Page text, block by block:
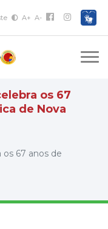
A+ A-
os 67
de Nova
os 67 anos de